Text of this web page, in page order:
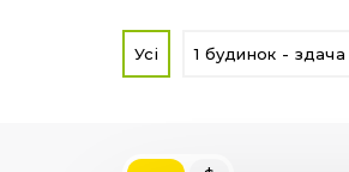
Усі 1 будинок -